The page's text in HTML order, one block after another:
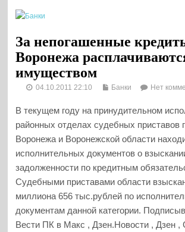
За непогашенные
Воронежа
имуществом
04.10.2011 22:10 Банки Нет
В текущем году на принудительном
районных отделах судебных приставов
Воронежа и Воронежской области
исполнительных документов о
задолженности по кредитным
Судебными приставами области
миллиона 656 тыс.рублей по
документам данной категории.
Вести ПК в Макс , Дзен.Новости , Дзен ,